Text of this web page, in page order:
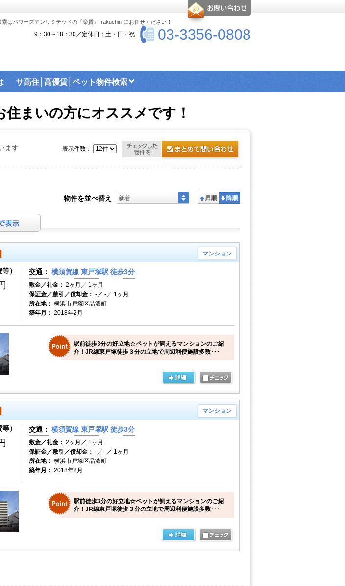
はパワーズアンリミテッドの『楽賃』-rakuchin-にお任せください！
03-3356-0808
9：30～18：30／定休日：土・日・祝
サ高住│高優賃│ペット物件検索
索 ペット可物件
トを調査！ 建物ライブラリー 高優賃とは
まいの方にオススメです！
ます 表示件数：
物件を並べ替え 新着
マンション
） 交通： 横須賀線 東戸塚駅 徒歩3分
敷金／礼金： 2ヶ月／ 1ヶ月
保証金／敷引／償却金： -／ -／ 1ヶ月
所在地： 横浜市戸塚区品濃町
築年月： 2018年2月
駅前徒歩3分の好立地☆ペットが飼えるマンションのご紹
介！JR線東戸塚徒歩３分の立地で周辺利便施設多数･･･
マンション
） 交通： 横須賀線 東戸塚駅 徒歩3分
敷金／礼金： 2ヶ月／ 1ヶ月
保証金／敷引／償却金： -／ -／ 1ヶ月
所在地： 横浜市戸塚区品濃町
築年月： 2018年2月
駅前徒歩3分の好立地☆ペットが飼えるマンションのご紹
介！JR線東戸塚徒歩３分の立地で周辺利便施設多数･･･